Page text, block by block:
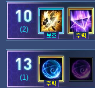
(2)
(1)